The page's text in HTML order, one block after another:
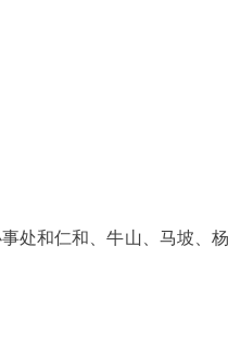
处和仁和、牛山、马坡、